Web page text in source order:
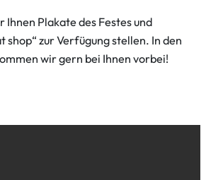
Ihnen Plakate des Festes und
shop“ zur Verfügung stellen. In den
wir gern bei Ihnen vorbei!